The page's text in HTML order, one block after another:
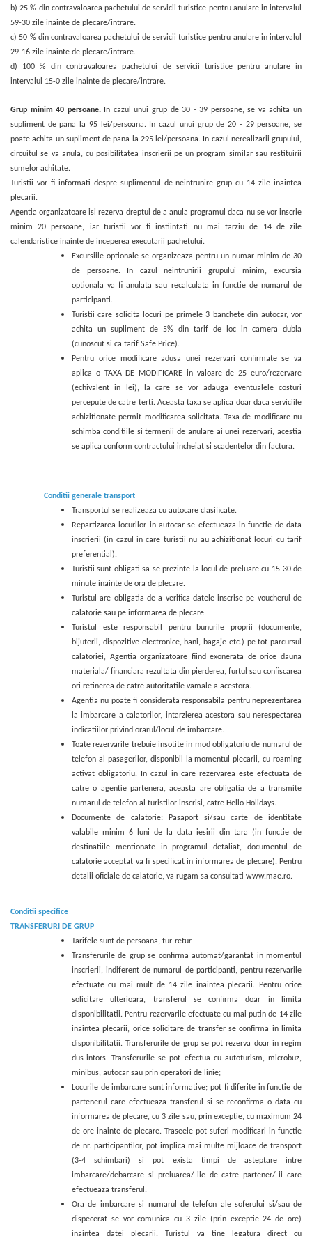
b) 25 % din contravaloarea pachetului de servicii turistice pentru anulare in intervalul
59-30 zile inainte de plecare/intrare.
c) 50 % din contravaloarea pachetului de servicii turistice pentru anulare in intervalul
29-16 zile inainte de plecare/intrare.
d) 100 % din contravaloarea pachetului de servicii turistice pentru anulare in
intervalul 15-0 zile inainte de plecare/intrare.
Grup minim 40 persoane. In cazul unui grup de 30 - 39 persoane, se va achita un
supliment de pana la 95 lei/persoana. In cazul unui grup de 20 - 29 persoane, se
poate achita un supliment de pana la 295 lei/persoana. In cazul nerealizarii grupului,
circuitul se va anula, cu posibilitatea inscrierii pe un program similar sau restituirii
sumelor achitate.
Turistii vor fi informati despre suplimentul de neintrunire grup cu 14 zile inaintea
plecarii.
Agentia organizatoare isi rezerva dreptul de a anula programul daca nu se vor inscrie
minim 20 persoane, iar turistii vor fi instiintati nu mai tarziu de 14 de zile
calendaristice inainte de inceperea executarii pachetului.
Excursiile optionale se organizeaza pentru un numar minim de 30
de persoane. In cazul neintrunirii grupului minim, excursia
optionala va fi anulata sau recalculata in functie de numarul de
participanti.
Turistii care solicita locuri pe primele 3 banchete din autocar, vor
achita un supliment de 5% din tarif de loc in camera dubla
(cunoscut si ca tarif Safe Price).
Pentru orice modificare adusa unei rezervari confirmate se va
aplica o TAXA DE MODIFICARE in valoare de 25 euro/rezervare
(echivalent in lei), la care se vor adauga eventualele costuri
percepute de catre terti. Aceasta taxa se aplica doar daca serviciile
achizitionate permit modificarea solicitata. Taxa de modificare nu
schimba conditiile si termenii de anulare ai unei rezervari, acestia
se aplica conform contractului incheiat si scadentelor din factura.
Conditii generale transport
Transportul se realizeaza cu autocare clasificate.
Repartizarea locurilor in autocar se efectueaza in functie de data
inscrierii (in cazul in care turistii nu au achizitionat locuri cu tarif
preferential).
Turistii sunt obligati sa se prezinte la locul de preluare cu 15-30 de
minute inainte de ora de plecare.
Turistul are obligatia de a verifica datele inscrise pe voucherul de
calatorie sau pe informarea de plecare.
Turistul este responsabil pentru bunurile proprii (documente,
bijuterii, dispozitive electronice, bani, bagaje etc.) pe tot parcursul
calatoriei, Agentia organizatoare fiind exonerata de orice dauna
materiala/ financiara rezultata din pierderea, furtul sau confiscarea
ori retinerea de catre autoritatile vamale a acestora.
Agentia nu poate fi considerata responsabila pentru neprezentarea
la imbarcare a calatorilor, intarzierea acestora sau nerespectarea
indicatiilor privind orarul/locul de imbarcare.
Toate rezervarile trebuie insotite in mod obligatoriu de numarul de
telefon al pasagerilor, disponibil la momentul plecarii, cu roaming
activat obligatoriu. In cazul in care rezervarea este efectuata de
catre o agentie partenera, aceasta are obligatia de a transmite
numarul de telefon al turistilor inscrisi, catre Hello Holidays.
Documente de calatorie: Pasaport si/sau carte de identitate
valabile minim 6 luni de la data iesirii din tara (in functie de
destinatiile mentionate in programul detaliat, documentul de
calatorie acceptat va fi specificat in informarea de plecare). Pentru
detalii oficiale de calatorie, va rugam sa consultati www.mae.ro.
Conditii specifice
TRANSFERURI DE GRUP
Tarifele sunt de persoana, tur-retur.
Transferurile de grup se confirma automat/garantat in momentul
inscrierii, indiferent de numarul de participanti, pentru rezervarile
efectuate cu mai mult de 14 zile inaintea plecarii. Pentru orice
solicitare ulterioara, transferul se confirma doar in limita
disponibilitatii. Pentru rezervarile efectuate cu mai putin de 14 zile
inaintea plecarii, orice solicitare de transfer se confirma in limita
disponibilitatii. Transferurile de grup se pot rezerva doar in regim
dus-intors. Transferurile se pot efectua cu autoturism, microbuz,
minibus, autocar sau prin operatori de linie;
Locurile de imbarcare sunt informative; pot fi diferite in functie de
partenerul care efectueaza transferul si se reconfirma o data cu
informarea de plecare, cu 3 zile sau, prin exceptie, cumaximum 24
de ore inainte de plecare. Traseele pot suferi modificari in functie
de nr. participantilor, pot implica mai multe mijloace de transport
(3-4 schimbari) si pot exista timpi de asteptare intre
imbarcare/debarcare si preluarea/-ile de catre partener/-ii care
efectueaza transferul.
Ora de imbarcare si numarul de telefon ale soferului si/sau de
dispecerat se vor comunica cu 3 zile (prin exceptie 24 de ore)
inaintea datei plecarii. Turistul va tine legatura direct cu